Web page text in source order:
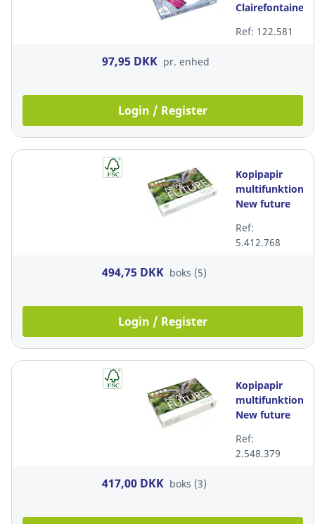
Clairefontaine
g/m2, A3,
Ref: 122.581
97,95 DKK pr. enhed
Login / Register
Kopipapir
multifunktion,
New future
hvid, A3,
pakke a 5 x
Ref:
5.412.768
494,75 DKK boks (5)
Login / Register
Kopipapir
multifunktion,
New future
90g/m2, A3,
pakke a 3 x
Ref:
2.548.379
417,00 DKK boks (3)